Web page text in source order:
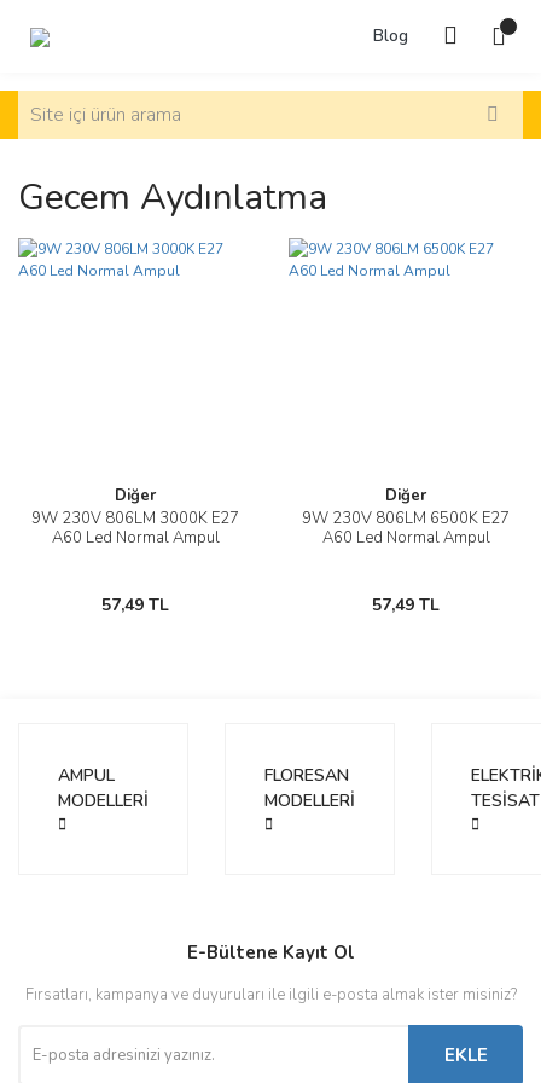
Blog
Gecem Aydınlatma
Diğer
9W 230V 806LM 3000K E27
A60 Led Normal Ampul
57,49 TL
Diğer
9W 230V 806LM 6500K E27
A60 Led Normal Ampul
57,49 TL
AMPUL
MODELLERİ
FLORESAN
MODELLERİ
TESİSAT
E-Bültene Kayıt Ol
Fırsatları, kampanya ve duyuruları ile ilgili e-posta almak ister misiniz?
EKLE